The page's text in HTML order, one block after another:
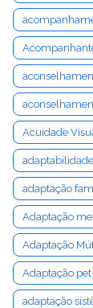
Acuidade
adaptabilidade
adaptação
Adaptação
Adaptação
Adaptação
adaptação